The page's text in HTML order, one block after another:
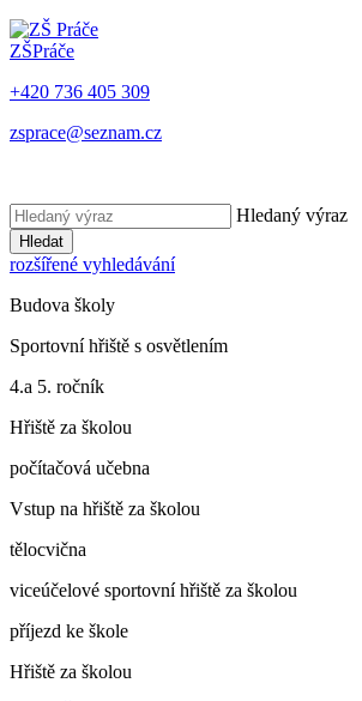
ZŠPráče
+420 736 405 309
zsprace@seznam.cz
Hledaný výraz
Hledat
rozšířené vyhledávání
Budova školy
Sportovní hřiště s osvětlením
4.a 5. ročník
Hřiště za školou
počítačová učebna
Vstup na hřiště za školou
tělocvična
viceúčelové sportovní hřiště za školou
příjezd ke škole
Hřiště za školou